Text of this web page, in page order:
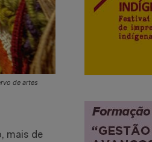
de artes
mais de